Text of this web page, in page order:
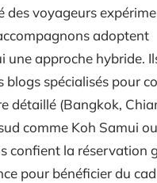
des voyageurs
adoptent
une approche hybride.
blogs spécialisés pour
détaillé (Bangkok,
comme Koh Samui
confient la réservation
pour bénéficier du